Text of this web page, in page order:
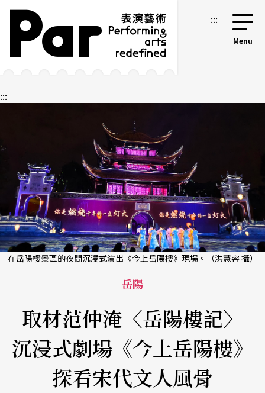
跳到主要內容區塊
網站導覽 :::
:::
在岳陽樓景區的夜間沉浸式演出《今上岳陽樓》現場。（洪慧容 攝）
岳陽
取材范仲淹〈岳陽樓記〉
沉浸式劇場《今上岳陽樓》
探看宋代文人風骨